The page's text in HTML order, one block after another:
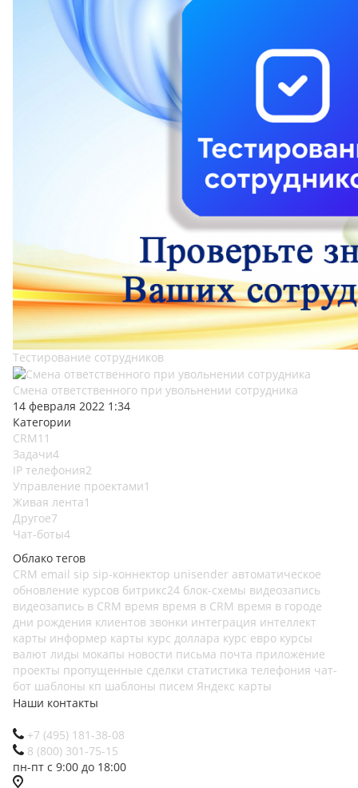
Тестирование сотрудников
Смена ответственного при увольнении сотрудника
14 февраля 2022 1:34
Категории
CRM 11
Задачи4
IP телефония2
Управление проектами1
Живая лента1
Другое7
Чат-боты4
Облако тегов
CRM email sip sip-коннектор unisender автоматическое
обновление курсов битрикс24 блок-схемы видеозапись
видеозапись в CRM время время в CRM время в городе
дни рождения клиентов звонки интеграция интеллект
карты информер карты курс доллара курс евро курсы
валют лиды мокапы новости письма почта приложение
проекты пропущенные сделки статистика телефония чат-
бот шаблоны кп шаблоны писем Яндекс карты
Наши контакты
+7 (495) 181-38-08
8 (800) 301-75-15
пн-пт с 9:00 до 18:00